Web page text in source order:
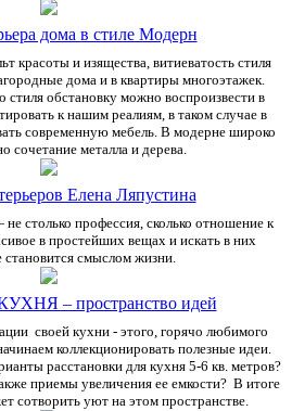
дома в стиле Модерн
красоты и изящества, витиеватость стиля
дома и в квартиры многоэтажек.
стиля обстановку можно воспроизвести в
к нашим реалиям, в таком случае в
современную мебель. В модерне широко
сочетание металла и дерева.
Елена Ляпустина
столько профессия, сколько отношение к
в простейших вещах и искать в них
становится смыслом жизни.
– пространство идей
своей кухни - этого, горячо любимого
коллекционировать полезные идеи.
расстановки для кухня 5-6 кв. метров?
приемы увеличения ее емкости? В итоге
сотворить уют на этом пространстве.